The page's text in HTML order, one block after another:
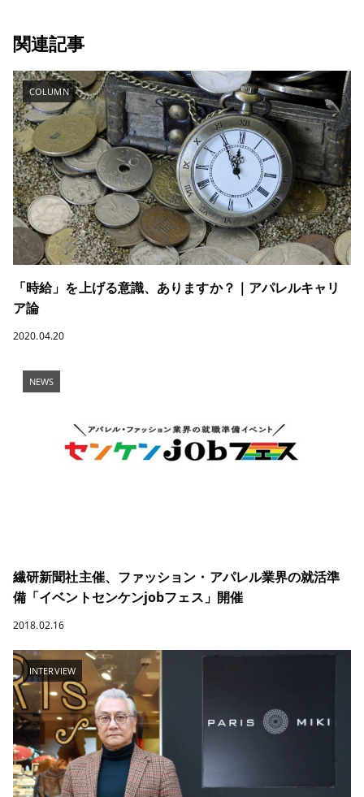
関連記事
COLUMN
「時給」を上げる意識、ありますか？｜アパレルキャリ
ア論
2020.04.20
NEWS
繊研新聞社主催、ファッション・アパレル業界の就活準
備「イベントセンケンjobフェス」開催
2018.02.16
INTERVIEW